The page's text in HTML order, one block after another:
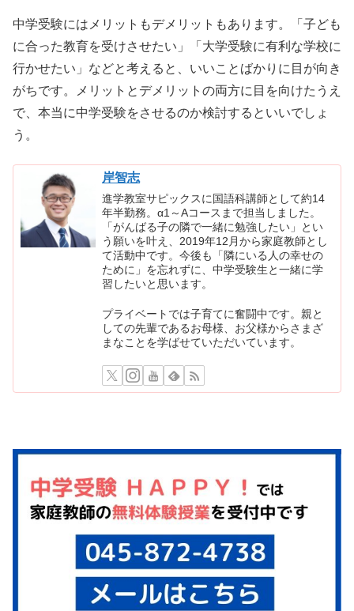
中学受験にはメリットもデメリットもあります。「子ども
に合った教育を受けさせたい」「大学受験に有利な学校に
行かせたい」などと考えると、いいことばかりに目が向き
がちです。メリットとデメリットの両方に目を向けたうえ
で、本当に中学受験をさせるのか検討するといいでしょ
う。
岸智志
進学教室サピックスに国語科講師として約14
年半勤務。α1～Aコースまで担当しました。
「がんばる子の隣で一緒に勉強したい」とい
う願いを叶え、2019年12月から家庭教師とし
て活動中です。今後も「隣にいる人の幸せの
ために」を忘れずに、中学受験生と一緒に学
習したいと思います。
プライベートでは子育てに奮闘中です。親と
しての先輩であるお母様、お父様からさまざ
まなことを学ばせていただいています。